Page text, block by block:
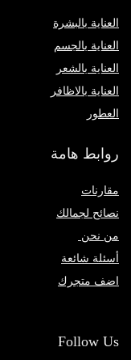
العناية بالبشرة
العناية بالجسم
العناية بالشعر
العناية بالاظافر
العطور
روابط هامة
مقارنات
نصائح لجمالك
من نحن
أسئلة شائعة
اضف متجرك
Follow Us